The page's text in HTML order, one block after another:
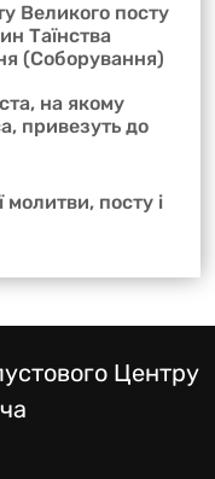
Великого посту
Таїнства
(Соборування)
на якому
привезуть до
молитви, посту і
Центру